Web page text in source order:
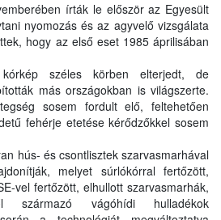
írták le először az Egyesült
nyomozás és az agyvelő vizsgálata
hogy az első eset 1985 áprilisában
kórkép széles körben elterjedt, de
más országokban is világszerte.
sosem fordult elő, feltehetően
fehérje etetése kérődzőkkel sosem
hús- és csontlisztek szarvasmarhával
melyet súrlókórral fertőzött,
vel fertőzött, elhullott szarvasmarhák,
származó vágóhídi hulladékok